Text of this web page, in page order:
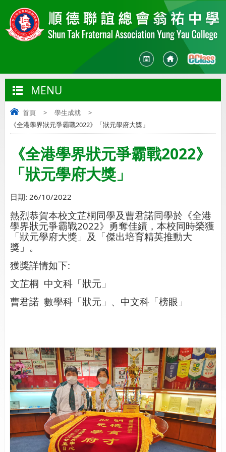
MENU
首頁 > 學生成就
>
《全港學界狀元爭霸戰2022》「狀元學府大獎」
《全港學界狀元爭霸戰2022》
「狀元學府大獎」
日期: 26/10/2022
熱烈恭賀本校文芷桐同學及曹君諾同學於《全港
學界狀元爭霸戰2022》勇奪佳績，本校同時榮獲
「狀元學府大獎」及「傑出培育精英推動大
獎」。
獲獎詳情如下:
文芷桐 中文科「狀元」
曹君諾 數學科「狀元」、中文科「榜眼」